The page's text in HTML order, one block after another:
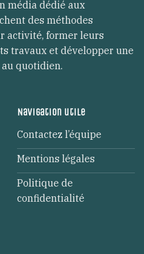
média dédié aux
des méthodes
activité, former leurs
travaux et développer une
quotidien.
Navigation utile
Contactez l’équipe
Mentions légales
Politique de
confidentialité